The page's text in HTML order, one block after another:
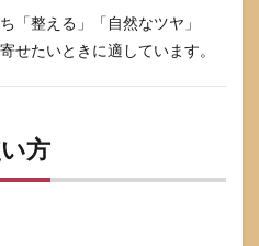
「整える」「自然なツヤ」
せたいときに適しています。
方